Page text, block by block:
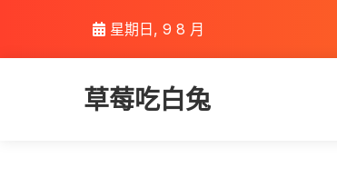
content
星期日, 9 8 月
草莓吃白兔